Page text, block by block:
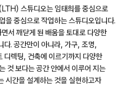
스튜디오는 임태희를 중심으로
을 중심으로 작업하는 스튜디오입니다.
서 깨닫게 된 배움을 토대로 다양한
다. 공간만이 아니라, 가구, 조명,
디렉팅, 건축에 이르기까지 다양한
것 보다는 공간 안에서 이루어 지는
시간을 설계하는 것을 실현하고자